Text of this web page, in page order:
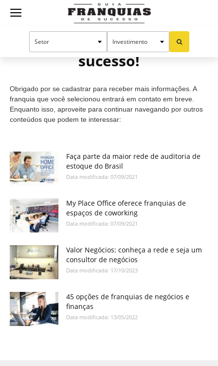
Guia
Cadastro efetuado com
sucesso!
Obrigado por se cadastrar para receber mais informações. A
franquia que você selecionou entrará em contato em breve.
Enquanto isso, aproveite para continuar navegando por outros
conteúdos que podem te interessar:
Faça parte da maior rede de auditoria de
estoque do Brasil
Data modificada: 07/09/2021
My Place Office oferece franquias de
espaços de coworking
Data modificada: 07/09/2021
Valor Negócios: conheça a rede e seja um
consultor de negócios
Data modificada: 17/10/2023
45 opções de franquias de negócios e
finanças
Data modificada: 13/05/2022